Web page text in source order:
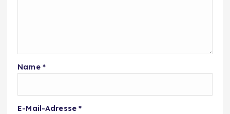
Name *
E-Mail-Adresse*